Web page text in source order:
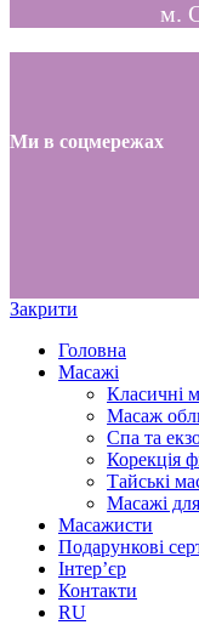
м.
Ми в соцмережах
Закрити
Головна
Масажі
Класичні
Масаж
Спа та
Корекція
Тайські
Масажі
Масажисти
Подарункові
Інтер’єр
Контакти
RU